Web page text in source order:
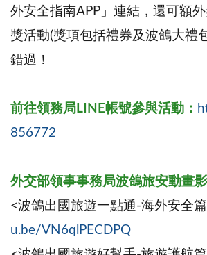
外安全指南APP」連結，還可額
獎活動(獎項包括禮券及波鴿大禮
錯過！
前往領務局LINE帳號參與活動：
856772
外交部領事事務局波鴿旅安動畫
<波鴿出國旅遊一點通-海外安全篇
u.be/VN6qlPECDPQ